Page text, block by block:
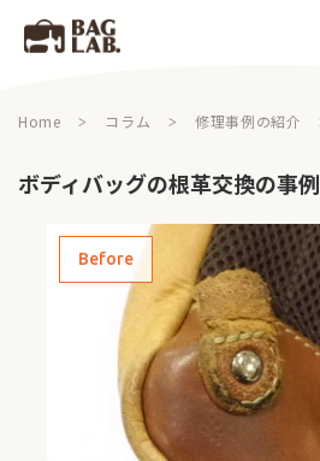
Home コラム 修理事例の紹介
ボディバッグの根革交換の事例
Before